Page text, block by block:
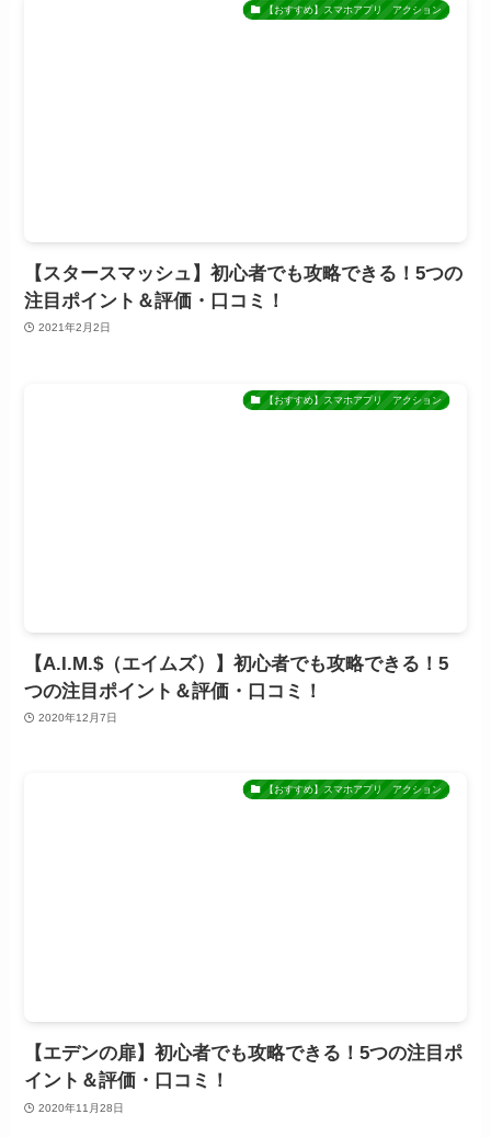
【おすすめ】スマホアプリ アクション
【スタースマッシュ】初心者でも攻略できる！5つの
注目ポイント＆評価・口コミ！
2021年2月2日
【おすすめ】スマホアプリ アクション
【A.I.M.$（エイムズ）】初心者でも攻略できる！5
つの注目ポイント＆評価・口コミ！
2020年12月7日
【おすすめ】スマホアプリ アクション
【エデンの扉】初心者でも攻略できる！5つの注目ポ
イント＆評価・口コミ！
2020年11月28日